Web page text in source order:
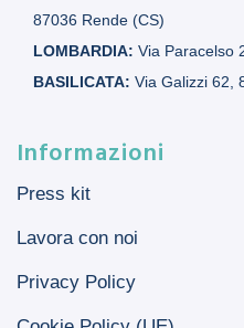
87036 Rende (CS)
LOMBARDIA: Via Paracelso
BASILICATA: Via Galizzi 62,
Informazioni
Press kit
Lavora con noi
Privacy Policy